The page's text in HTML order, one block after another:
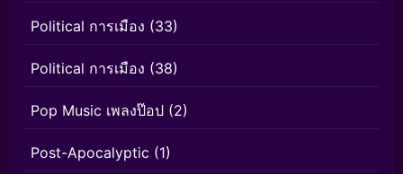
Political การเมือง (33)
Political การเมือง (38)
Pop Music เพลงป๊อป (2)
Post-Apocalyptic (1)